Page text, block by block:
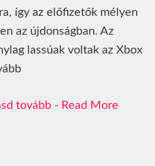
így az előfizetők mélyen
az újdonságban. Az
lassúak voltak az Xbox
Read More